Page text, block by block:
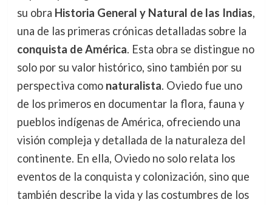
su obra Historia General y Natural de las Indias,
una de las primeras crónicas detalladas sobre la
conquista de América. Esta obra se distingue no
solo por su valor histórico, sino también por su
perspectiva como naturalista. Oviedo fue uno
de los primeros en documentar la flora, fauna y
pueblos indígenas de América, ofreciendo una
visión compleja y detallada de la naturaleza del
continente. En ella, Oviedo no solo relata los
eventos de la conquista y colonización, sino que
también describe la vida y las costumbres de los